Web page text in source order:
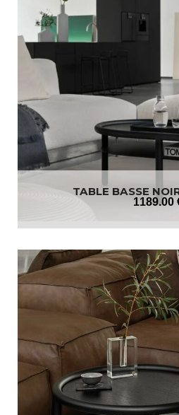
TABLE BASSE
1189.00